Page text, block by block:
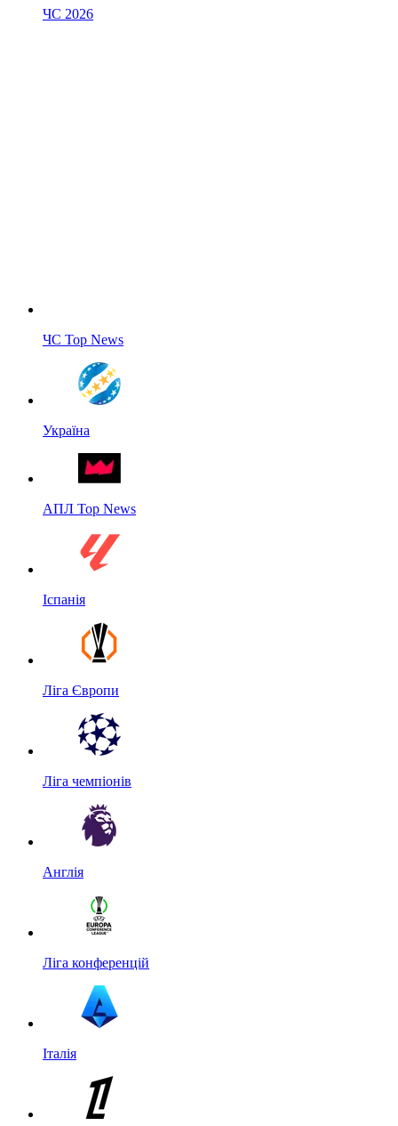
ЧС 2026
ЧС Top News
Україна
АПЛ Top News
Іспанія
Ліга Європи
Ліга чемпіонів
Англія
Ліга конференцій
Італія